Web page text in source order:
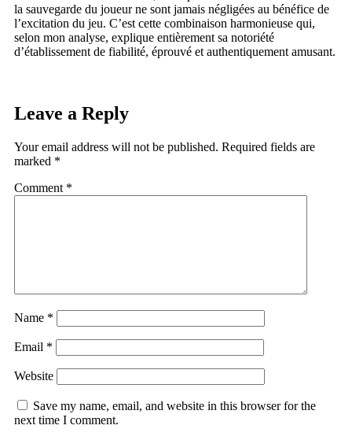
la sauvegarde du joueur ne sont jamais négligées au bénéfice de
l’excitation du jeu. C’est cette combinaison harmonieuse qui,
selon mon analyse, explique entièrement sa notoriété
d’établissement de fiabilité, éprouvé et authentiquement amusant.
Leave a Reply
Your email address will not be published. Required fields are
marked *
Comment *
Name *
Email *
Website
Save my name, email, and website in this browser for the
next time I comment.